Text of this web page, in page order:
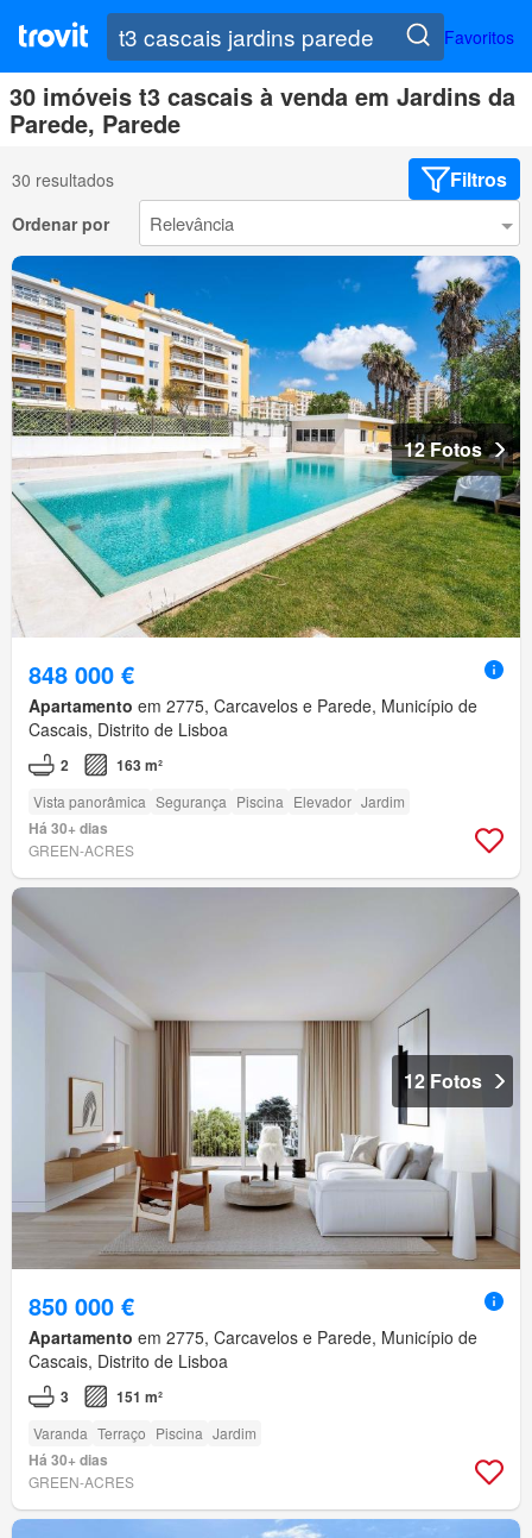
Favoritos
30 imóveis t3 cascais à venda em Jardins da
Parede, Parede
30 resultados Filtros
Ordenar por
12 Fotos
848 000 €
Apartamento em 2775, Carcavelos e Parede, Município de
Cascais, Distrito de Lisboa
2 163 m²
Vista panorâmica Segurança Piscina Elevador Jardim
Há 30+ dias
GREEN-ACRES
12 Fotos
850 000 €
Apartamento em 2775, Carcavelos e Parede, Município de
Cascais, Distrito de Lisboa
3 151 m²
Varanda Terraço Piscina Jardim
Há 30+ dias
GREEN-ACRES